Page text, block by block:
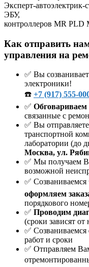
Эксперт-автоэлектрик-
ЭБУ,
контроллеров MR PLD
Как отправить
управления на
✅ Вы
электроники!
☎️ +7 (917) 555-
✅
связанные с
✅ Вы
транспортной
лаборатории (до
Москва, ул.
✅ Мы получаем
возможной
✅
оформляем
порядкового
✅ Проводим
(сроки зависят
✅
работ и сроки
✅ Отправляем